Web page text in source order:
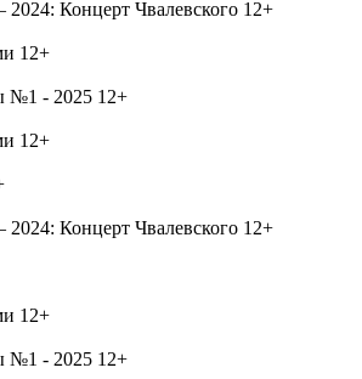
Концерт Чвалевского 12+
12+
№1 - 2025 12+
12+
Концерт Чвалевского 12+
12+
№1 - 2025 12+